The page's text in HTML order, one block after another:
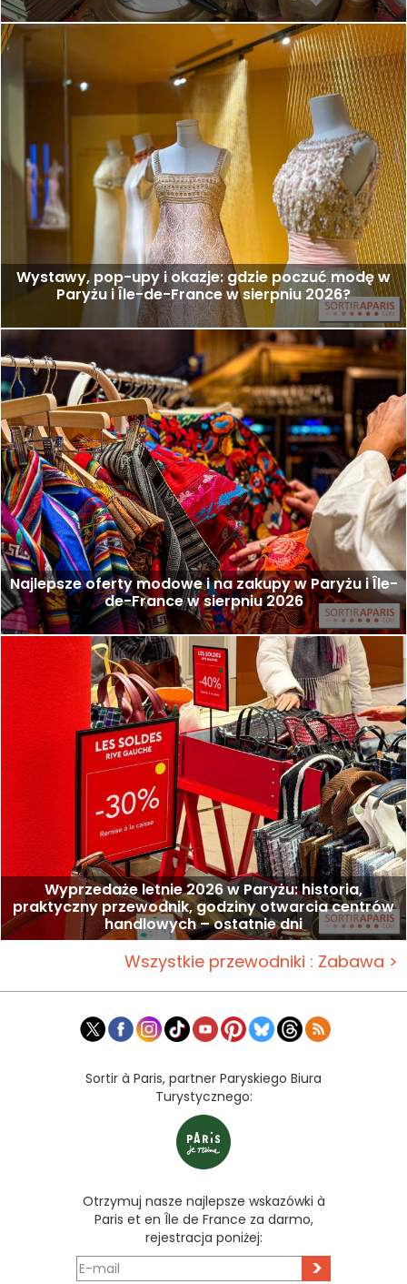
Wystawy, pop-upy i okazje: gdzie poczuć modę w
Paryżu i Île-de-France w sierpniu 2026?
Najlepsze oferty modowe i na zakupy w Paryżu i Île-
de-France w sierpniu 2026
Wyprzedaże letnie 2026 w Paryżu: historia,
praktyczny przewodnik, godziny otwarcia centrów
handlowych – ostatnie dni
Wszystkie przewodniki : Zabawa >
Sortir à Paris, partner Paryskiego Biura
Turystycznego:
Otrzymuj nasze najlepsze wskazówki à
Paris et en Île de France za darmo,
rejestracja poniżej:
>